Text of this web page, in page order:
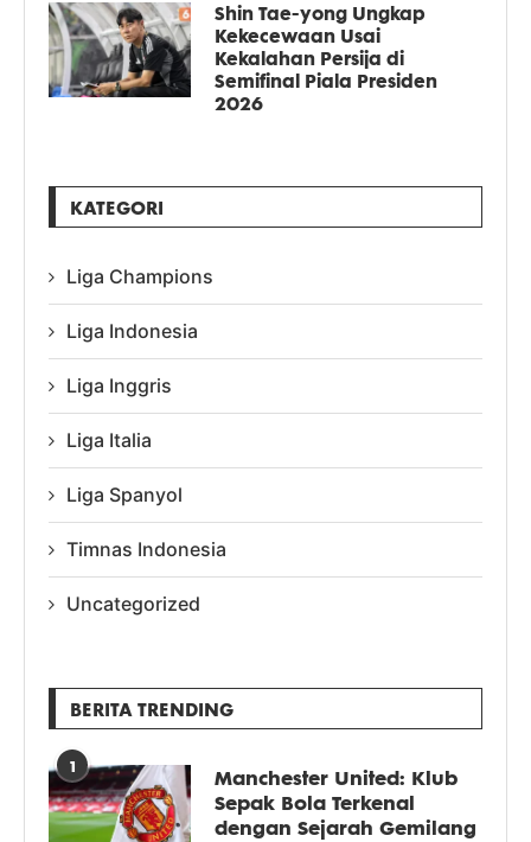
Shin Tae-yong Ungkap
Kekecewaan Usai
Kekalahan Persija di
Semifinal Piala Presiden
2026
KATEGORI
Liga Champions
Liga Indonesia
Liga Inggris
Liga Italia
Liga Spanyol
Timnas Indonesia
Uncategorized
BERITA TRENDING
1
Manchester United: Klub
Sepak Bola Terkenal
dengan Sejarah Gemilang